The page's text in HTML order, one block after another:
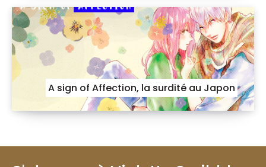
A sign of Affection, la surdité au Japon